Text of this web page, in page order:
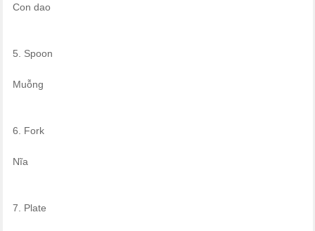
Con dao
5. Spoon
Muỗng
6. Fork
Nĩa
7. Plate